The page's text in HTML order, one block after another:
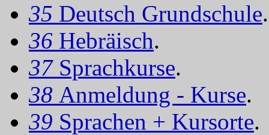
35 Deutsch Grundschule.
36 Hebräisch.
37 Sprachkurse.
38 Anmeldung - Kurse.
39 Sprachen + Kursorte.